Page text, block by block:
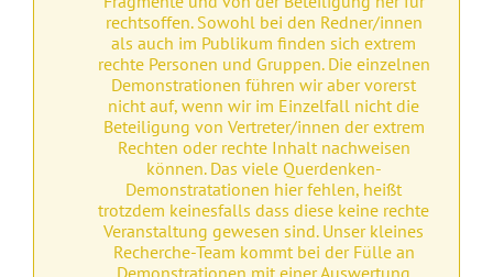
rechtsoffen. Sowohl bei den Redner/innen
als auch im Publikum finden sich extrem
rechte Personen und Gruppen. Die einzelnen
Demonstrationen führen wir aber vorerst
nicht auf, wenn wir im Einzelfall nicht die
Beteiligung von Vertreter/innen der extrem
Rechten oder rechte Inhalt nachweisen
können. Das viele Querdenken-
Demonstratationen hier fehlen, heißt
trotzdem keinesfalls dass diese keine rechte
Veranstaltung gewesen sind. Unser kleines
Recherche-Team kommt bei der Fülle an